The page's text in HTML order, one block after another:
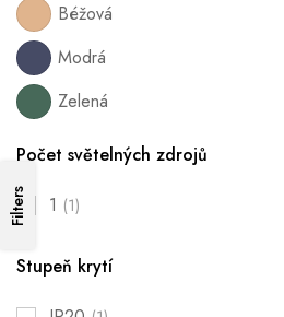
Béžová
Modrá
Zelená
Počet světelných zdrojů
1 (1)
Stupeň krytí
Filters